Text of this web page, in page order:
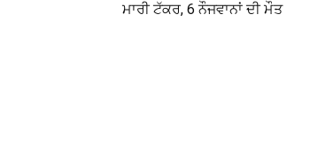
ਮਾਰੀ ਟੱਕਰ, 6 ਨੌਜਵਾਨਾਂ ਦੀ ਮੌਤ